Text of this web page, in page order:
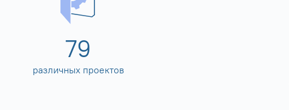
80
различных проектов